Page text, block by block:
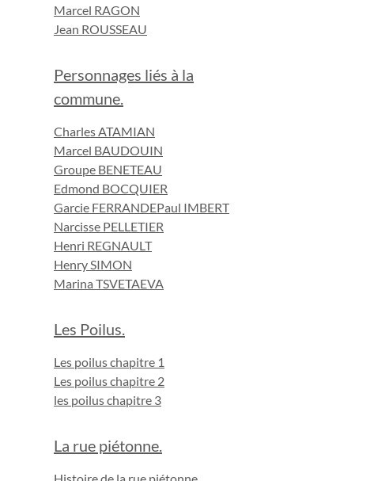
Marcel RAGON
Jean ROUSSEAU
Personnages liés à la
commune.
Charles ATAMIAN
Marcel BAUDOUIN
Groupe BENETEAU
Edmond BOCQUIER
Garcie FERRANDEPaul IMBERT
Narcisse PELLETIER
Henri REGNAULT
Henry SIMON
Marina TSVETAEVA
Les Poilus.
Les poilus chapitre 1
Les poilus chapitre 2
les poilus chapitre 3
La rue piétonne.